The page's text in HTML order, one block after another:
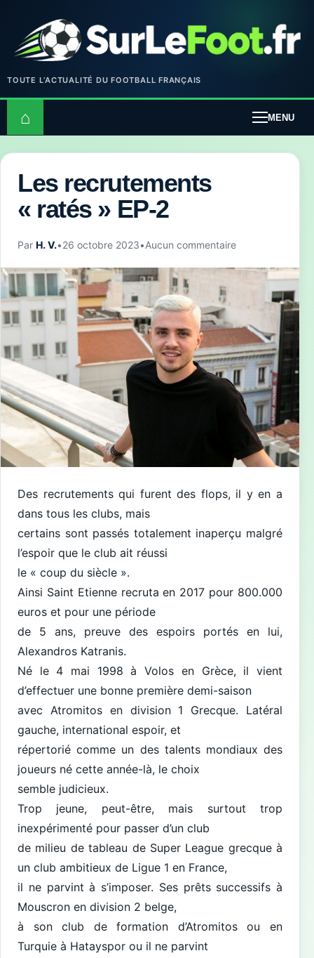
TOUTE L’ACTUALITÉ DU FOOTBALL FRANÇAIS
⌂ MENU
Les recrutements
« ratés » EP-2
Par H. V.•26 octobre 2023•Aucun commentaire
Des recrutements qui furent des flops, il y en a
dans tous les clubs, mais
certains sont passés totalement inaperçu malgré
l’espoir que le club ait réussi
le « coup du siècle ».
Ainsi Saint Etienne recruta en 2017 pour 800.000
euros et pour une période
de 5 ans, preuve des espoirs portés en lui,
Alexandros Katranis.
Né le 4 mai 1998 à Volos en Grèce, il vient
d’effectuer une bonne première demi-saison
avec Atromitos en division 1 Grecque. Latéral
gauche, international espoir, et
répertorié comme un des talents mondiaux des
joueurs né cette année-là, le choix
semble judicieux.
Trop jeune, peut-être, mais surtout trop
inexpérimenté pour passer d’un club
de milieu de tableau de Super League grecque à
un club ambitieux de Ligue 1 en France,
il ne parvint à s’imposer. Ses prêts successifs à
Mouscron en division 2 belge,
à son club de formation d’Atromitos ou en
Turquie à Hatayspor ou il ne parvint